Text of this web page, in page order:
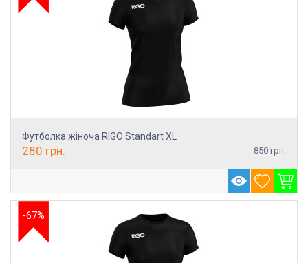
Футболка жіноча RIGO Standart XL
280 грн. 850 грн.
-67%